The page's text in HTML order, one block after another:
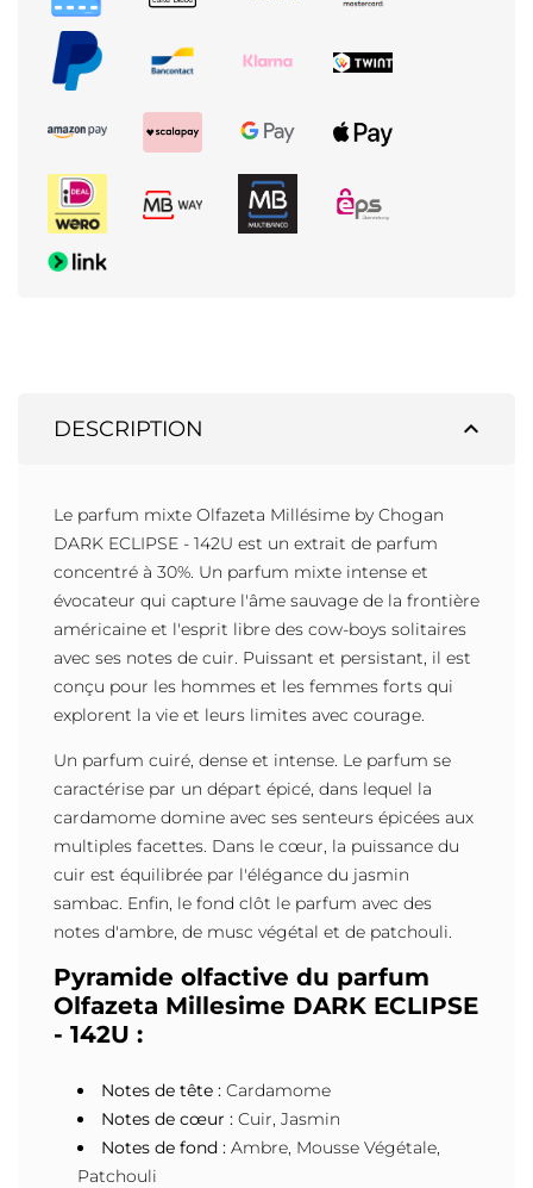
expand_less
DESCRIPTION
Le parfum mixte Olfazeta Millésime by Chogan
DARK ECLIPSE - 142U est un extrait de parfum
concentré à 30%. Un parfum mixte intense et
évocateur qui capture l'âme sauvage de la frontière
américaine et l'esprit libre des cow-boys solitaires
avec ses notes de cuir. Puissant et persistant, il est
conçu pour les hommes et les femmes forts qui
explorent la vie et leurs limites avec courage.
Un parfum cuiré, dense et intense. Le parfum se
caractérise par un départ épicé, dans lequel la
cardamome domine avec ses senteurs épicées aux
multiples facettes. Dans le cœur, la puissance du
cuir est équilibrée par l'élégance du jasmin
sambac. Enfin, le fond clôt le parfum avec des
notes d'ambre, de musc végétal et de patchouli.
Pyramide olfactive du parfum
Olfazeta Millesime DARK ECLIPSE
- 142U :
Notes de tête : Cardamome
Notes de cœur : Cuir, Jasmin
Notes de fond : Ambre, Mousse Végétale,
Patchouli